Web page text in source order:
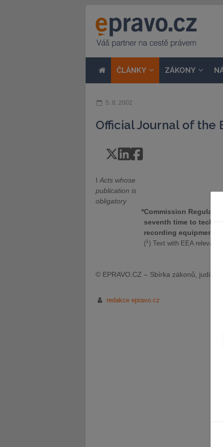
ČLÁNKY ZÁKONY
5. 8. 2002
Official Journal of the
I Acts whose
publication is
obligatory
*Commission
seventh time to
recording equipment
(1) Text with EEA relevance
© EPRAVO.CZ – Sbírka zákonů,
redakce epravo.cz